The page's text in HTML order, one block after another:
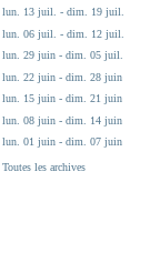
lun. 13 juil. - dim. 19 juil.
lun. 06 juil. - dim. 12 juil.
lun. 29 juin - dim. 05 juil.
lun. 22 juin - dim. 28 juin
lun. 15 juin - dim. 21 juin
lun. 08 juin - dim. 14 juin
lun. 01 juin - dim. 07 juin
Toutes les archives